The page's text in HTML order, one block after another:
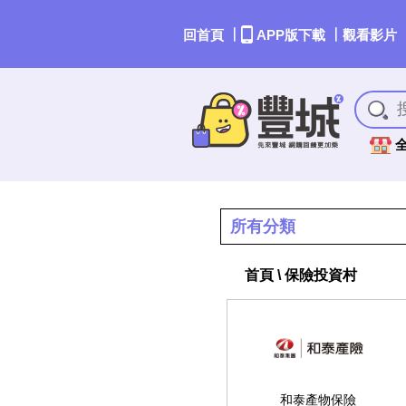
回首頁 APP版下載 觀看影片
所有分類
首頁 \ 保險投資村
和泰產物保險